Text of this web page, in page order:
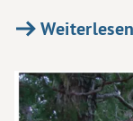
Weiterlesen